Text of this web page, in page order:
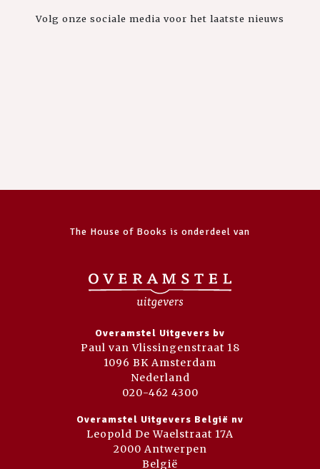
Volg onze sociale media voor het laatste nieuws
The House of Books is onderdeel van
Overamstel Uitgevers bv
Paul van Vlissingenstraat 18
1096 BK Amsterdam
Nederland
020-462 4300
Overamstel Uitgevers België nv
Leopold De Waelstraat 17A
2000 Antwerpen
België